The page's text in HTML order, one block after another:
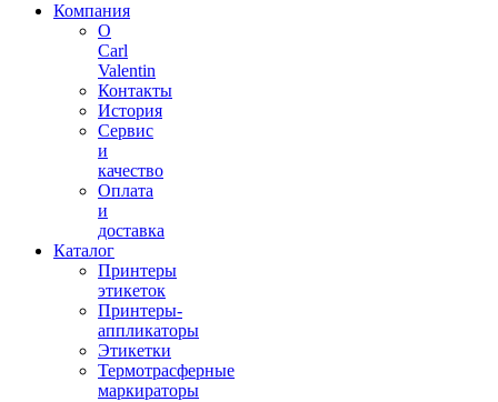
Компания
О
Carl
Valentin
Контакты
История
Сервис
и
качество
Оплата
и
доставка
Каталог
Принтеры
этикеток
Принтеры-
аппликаторы
Этикетки
Термотрасферные
маркираторы